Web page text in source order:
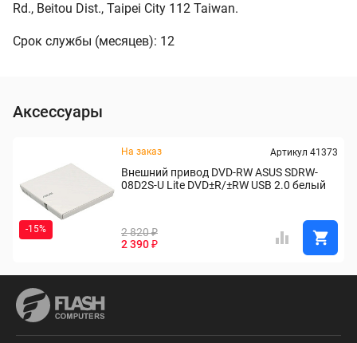
Rd., Beitou Dist., Taipei City 112 Taiwan.
Срок службы (месяцев): 12
Аксессуары
На заказ
-15%
Артикул 41373
Внешний привод DVD-RW ASUS SDRW-
08D2S-U Lite DVD±R/±RW USB 2.0 белый
2 820 ₽
2 390 ₽